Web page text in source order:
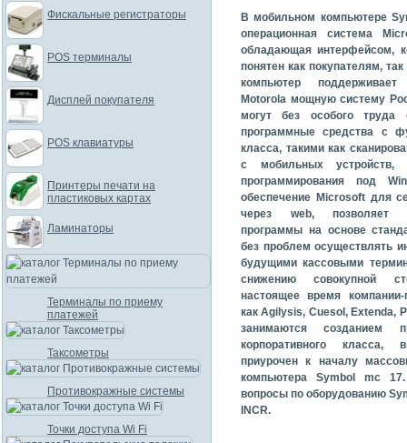
В мобильном компьютере
операционная система
обладающая интерфейсом,
понятен как покупателям,
компьютер
Motorola мощную систему
могут без особого труда
программные средства с
класса, такими как
с мобильных
программирования под
обеспечение Microsoft для
через web, позволяет
программы на основе
без проблем осуществлять
будущими кассовыми
снижению совокупной
настоящее время
как Agilysis, Cuesol, Extenda,
занимаются созданием
корпоративного класса,
приурочен к началу
компьютера Symbol mc
вопросы по оборудованию
INCR.
Фискальные регистраторы
POS терминалы
Дисплей покупателя
POS клавиатуры
Принтеры печати на
пластиковых картах
Ламинаторы
Терминалы по приему
платежей
Таксометры
Противокражные системы
Точки доступа Wi Fi